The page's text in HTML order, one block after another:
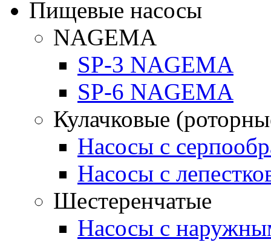
Пищевые насосы
NAGEMA
SP-3 NAGEMA
SP-6 NAGEMA
Кулачковые
Насосы с
Насосы с
Шестеренчатые
Насосы с